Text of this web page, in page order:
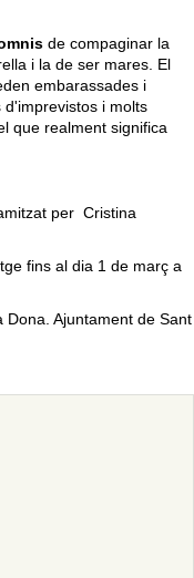
de compaginar la
i la de ser mares. El
embarassades i
i molts
que realment significa
per Cristina
fins al dia 1 de març a
Dona. Ajuntament de Sant